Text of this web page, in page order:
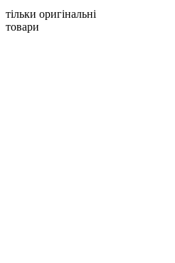
тільки оригінальні
товари